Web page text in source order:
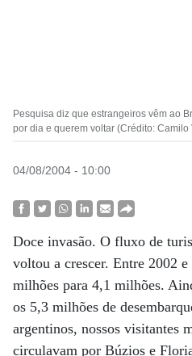
Pesquisa diz que estrangeiros vêm ao
por dia e querem voltar (Crédito: Camilo
04/08/2004 - 10:00
Doce invasão. O fluxo de
voltou a crescer. Entre 2002
milhões para 4,1 milhões.
os 5,3 milhões de
argentinos, nossos visitantes
circulavam por Búzios e